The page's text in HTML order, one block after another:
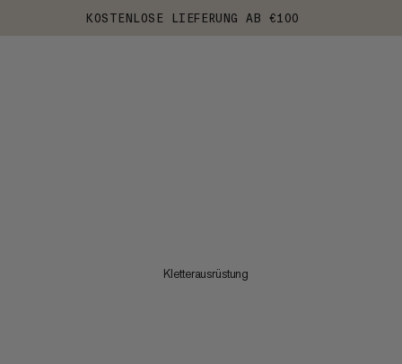
KOSTENLOSE LIEFERUNG AB €100
Kletterausrüstung